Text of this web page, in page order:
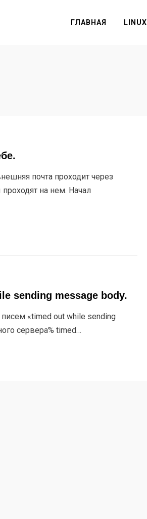
ГЛАВНАЯ LINUX
почта проходит через
на нем. Начал
sending message body.
«timed out while sending
сервера% timed…